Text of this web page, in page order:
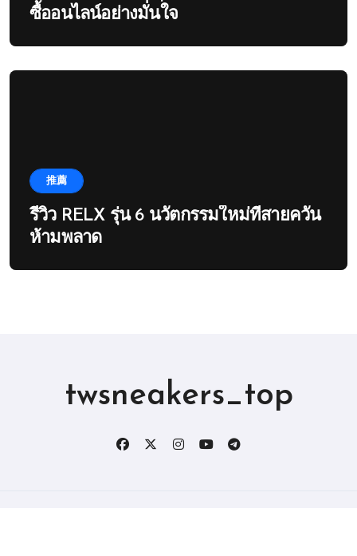
ซื้ออนไลน์อย่างมั่นใจ
推薦
รีวิว RELX รุ่น 6 นวัตกรรมใหม่ที่สายควัน
ห้ามพลาด
twsneakers_top